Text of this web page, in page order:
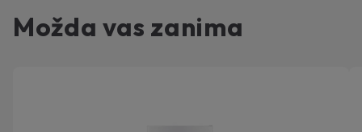
Možda vas zanima